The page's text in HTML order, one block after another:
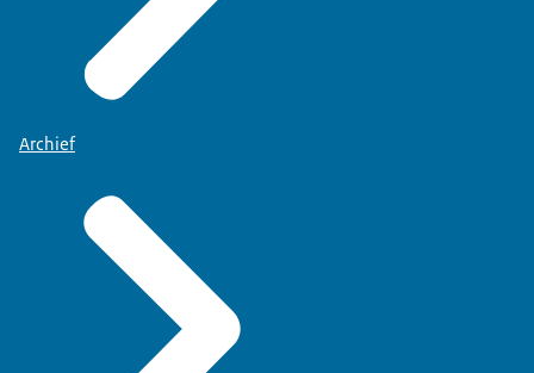
Archief